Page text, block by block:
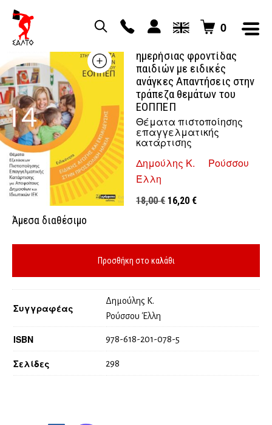
0
ημερήσιας φροντίδας
παιδιών με ειδικές
ανάγκες Απαντήσεις στην
τράπεζα θεμάτων του
ΕΟΠΠΕΠ
Θέματα πιστοποίησης
επαγγελματικής
κατάρτισης
Δημούλης Κ.
Ρούσσου
Έλλη
18,00€ Original
18,00 €.
16,20 €Η
είναι:
Άμεσα διαθέσιμο
Προσθήκη στο καλάθι
Συγγραφέας
Δημούλης Κ.
Ρούσσου Έλλη
ISBN 978-618-201-078-5
Σελίδες 298